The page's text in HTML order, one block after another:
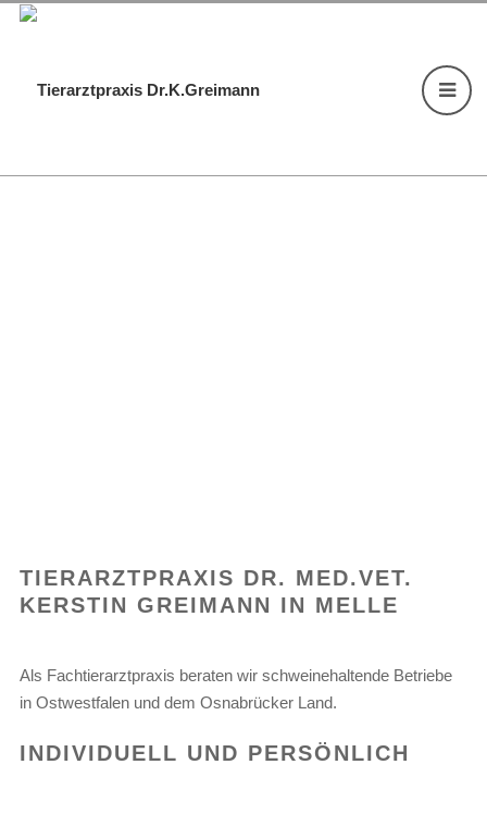
TIERARZTPRAXIS DR. MED.VET.
KERSTIN GREIMANN IN MELLE
Als Fachtierarztpraxis beraten wir schweinehaltende Betriebe
in Ostwestfalen und dem Osnabrücker Land.
INDIVIDUELL UND PERSÖNLICH